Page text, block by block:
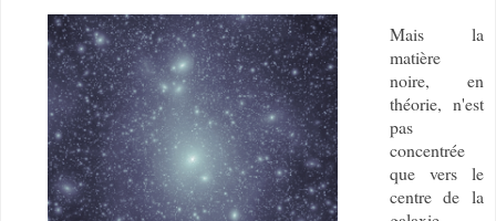
Mais la
matière
noire, en
théorie, n'est
pas
concentrée
que vers le
centre de la